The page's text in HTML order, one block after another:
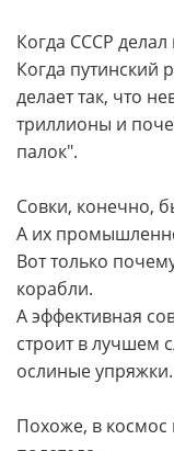
Когда СССР
Когда путинский
делает так, что
триллионы и
палок".
Совки, конечно,
А их
Вот только
корабли.
А эффективная
строит в лучшем
ослиные упряжки.
Похоже, в космос